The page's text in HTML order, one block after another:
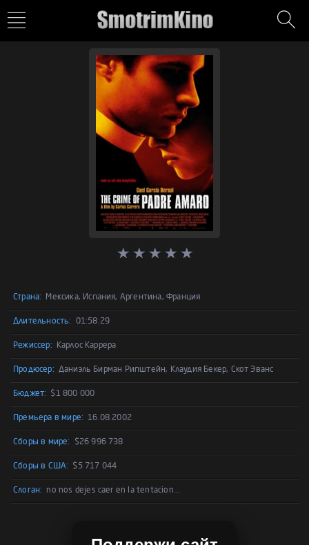
Страна: Мексика, Испания, Аргентина, Франция
Длительность: 01:58:29
Режиссер: Карлос Каррера
Продюсер: Даниэль Бирман Рипштейн, Клаудия Бекер, Скот Эванс
Бюджет: $1 800 000
Премьера в мире: 16.08.2002
Сборы в мире: $26 996 738
Сборы в США: $5 717 044
Слоган: no nos dejes caer en la tentacion...